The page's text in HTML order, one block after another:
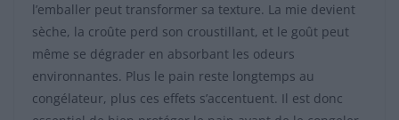
l’emballer peut transformer sa texture. La mie devient
sèche, la croûte perd son croustillant, et le goût peut
même se dégrader en absorbant les odeurs
environnantes. Plus le pain reste longtemps au
congélateur, plus ces effets s’accentuent. Il est donc